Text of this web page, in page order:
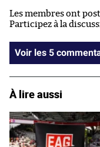
Les membres ont
Participez à la
Voir les 5
À lire aussi